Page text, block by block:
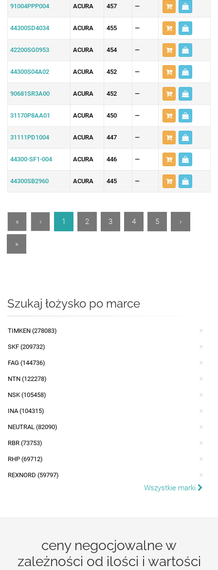
91004PPP004 ACURA 457 —
44300SD4034 ACURA 455 —
42200SG0953 ACURA 454 —
44300S04A02 ACURA 452 —
90681SR3A00 ACURA 452 —
31170P8AA01 ACURA 450 —
31111PD1004 ACURA 447 —
44300-SF1-004 ACURA 446 —
44300SB2960 ACURA 445 —
« ‹ 1 2 3 4 5 ›
»
Szukaj łożysko po marce
TIMKEN (278083)
SKF (209732)
FAG (144736)
NTN (122278)
NSK (105458)
INA (104315)
NEUTRAL (82090)
RBR (73753)
RHP (69712)
REXNORD (59797)
Wszystkie marki
ceny negocjowalne w
zależności od ilości i wartości